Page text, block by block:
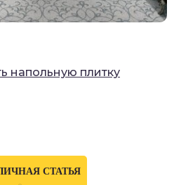
напольную плитку
СТАТЬЯ